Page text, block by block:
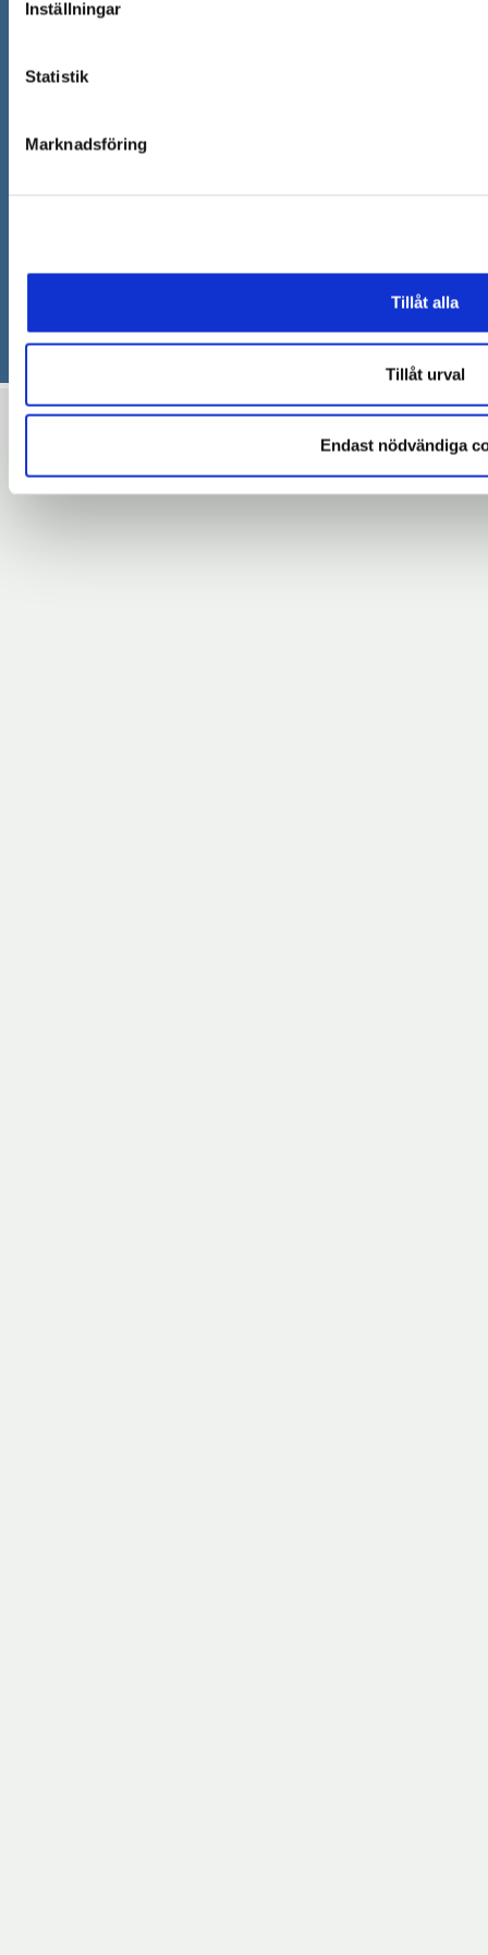
Inställningar
Statistik
Marknadsföring
Tillåt alla
Tillåt urval
Endast nödvändiga
Om webbplatsen
Anpassa sidan